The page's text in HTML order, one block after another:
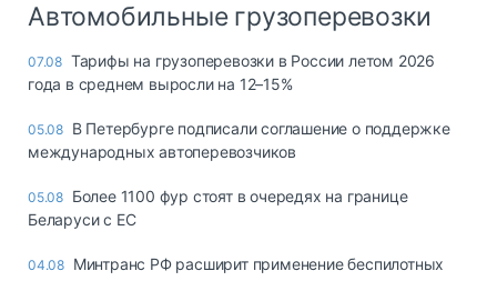
Автомобильные грузоперевозки
07.08 Тарифы на грузоперевозки в России летом 2026
года в среднем выросли на 12–15%
05.08 В Петербурге подписали соглашение о поддержке
международных автоперевозчиков
05.08 Более 1100 фур стоят в очередях на границе
Беларуси с ЕС
04.08 Минтранс РФ расширит применение беспилотных